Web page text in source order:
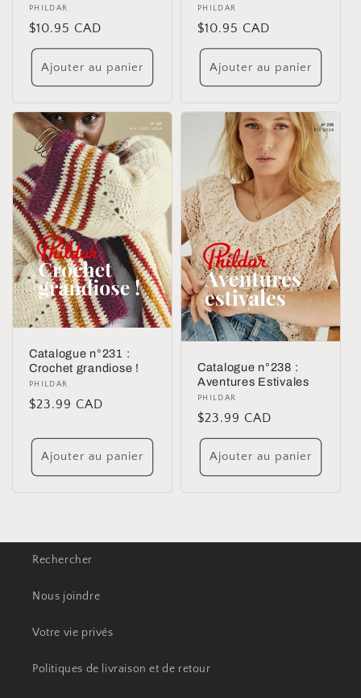
Distributeur :
PHILDAR
Prix
habituel
$10.95 CAD
Ajouter au panier
Distributeur :
PHILDAR
Prix
habituel
$10.95 CAD
Ajouter au panier
Catalogue n°231 :
Crochet grandiose !
Distributeur :
PHILDAR
Prix
$23.99 CAD
Ajouter au panier
Catalogue n°238 :
Aventures Estivales
Distributeur :
PHILDAR
Prix
habituel
$23.99 CAD
Ajouter au panier
Rechercher
Nous joindre
Votre vie privés
Politiques de livraison et de retour